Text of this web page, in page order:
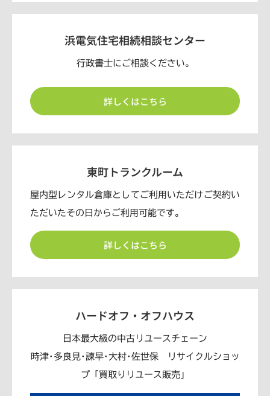
浜電気住宅相続相談センター
行政書士にご相談ください。
詳しくはこちら
東町トランクルーム
屋内型レンタル倉庫としてご利用いただけご契約い
ただいたその日からご利用可能です。
詳しくはこちら
ハードオフ・オフハウス
日本最大級の中古リユースチェーン
時津･多良見･諫早･大村･佐世保 リサイクルショッ
プ「買取りリユース販売」